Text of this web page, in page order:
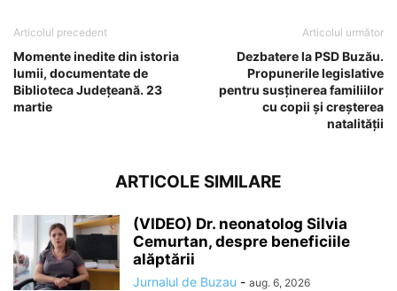
Articolul precedent
Momente inedite din istoria
lumii, documentate de
Biblioteca Județeană. 23
martie
Articolul următor
Dezbatere la PSD Buzău.
Propunerile legislative
pentru susținerea familiilor
cu copii și creșterea
natalității
ARTICOLE SIMILARE
(VIDEO) Dr. neonatolog Silvia
Cemurtan, despre beneficiile
alăptării
Jurnalul de Buzau - aug. 6, 2026